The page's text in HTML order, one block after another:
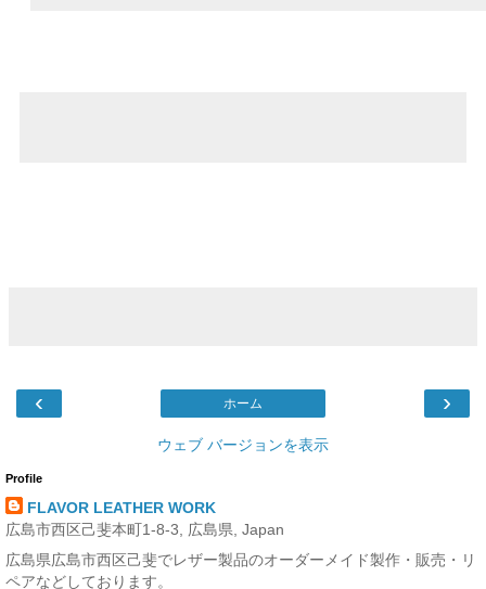
‹ ›
ホーム
ウェブ バージョンを表示
Profile
FLAVOR LEATHER WORK
広島市西区己斐本町1-8-3, 広島県, Japan
広島県広島市西区己斐でレザー製品のオーダーメイド製作・販売・リ
ペアなどしております。